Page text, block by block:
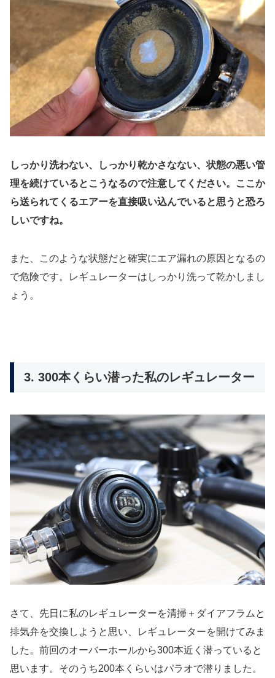
しっかり洗わない、しっかり乾かさなない、状態の悪い管
理を続けているとこうなるので注意してください。ここか
ら送られてくるエアーを直接吸い込んでいると思うと恐ろ
しいですね。
また、このような状態だと確実にエア漏れの原因となるの
で危険です。レギュレーターはしっかり洗って乾かしまし
ょう。
3. 300本くらい潜った私のレギュレーター
さて、先日に私のレギュレーターを清掃＋ダイアフラムと
排気弁を交換しようと思い、レギュレーターを開けてみま
した。前回のオーバーホールから300本近く潜っていると
思います。そのうち200本くらいはパラオで潜りました。